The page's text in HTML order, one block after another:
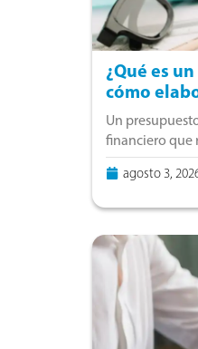
¿Qué es
cómo
Un
financiero que
incluyen la
agosto 3,